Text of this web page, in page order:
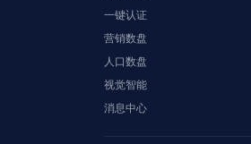
一键认证
营销数盘
人口数盘
视觉智能
消息中心